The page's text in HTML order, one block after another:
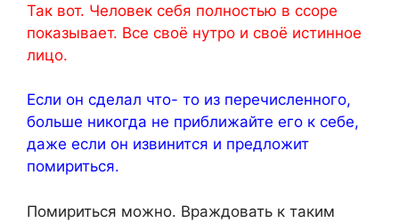
Так вот. Человек себя полностью в ссоре
показывает. Все своё нутро и своё истинное
лицо.
Если он сделал что- то из перечисленного,
больше никогда не приближайте его к себе,
даже если он извинится и предложит
помириться.
Помириться можно. Враждовать к таким